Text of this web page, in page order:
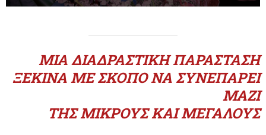
ΜΙΑ ΔΙΑΔΡΑΣΤΙΚΉ ΠΑΡΆΣΤΑΣΗ
ΞΕΚΙΝΆ ΜΕ ΣΚΟΠΌ ΝΑ ΣΥΝΕΠΆΡΕΙ
ΜΑΖΊ
ΤΗΣ ΜΙΚΡΟΎΣ ΚΑΙ ΜΕΓΆΛΟΥΣ